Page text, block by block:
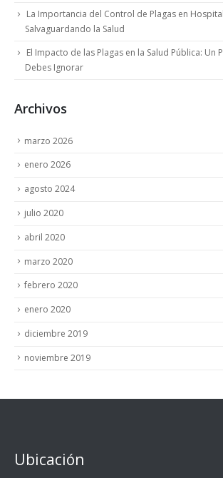
La Importancia del Control de Plagas en
Salvaguardando la Salud
El Impacto de las Plagas en la Salud Pública: Un
Debes Ignorar
Archivos
marzo 2026
enero 2026
agosto 2024
julio 2020
abril 2020
marzo 2020
febrero 2020
enero 2020
diciembre 2019
noviembre 2019
Ubicación